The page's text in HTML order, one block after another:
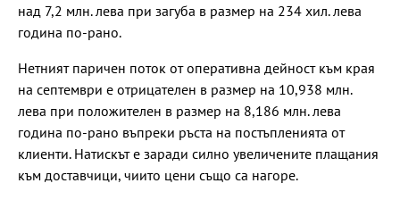
над 7,2 млн. лева при загуба в размер на 234 хил. лева
година по-рано.
Нетният паричен поток от оперативна дейност към края
на септември е отрицателен в размер на 10,938 млн.
лева при положителен в размер на 8,186 млн. лева
година по-рано въпреки ръста на постъпленията от
клиенти. Натискът е заради силно увеличените плащания
към доставчици, чиито цени също са нагоре.